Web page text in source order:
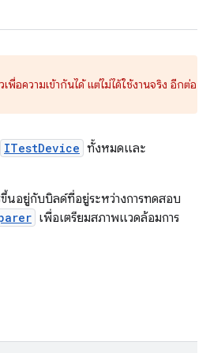
เพื่อความเข้ากันได้ แต่ไม่ได้ใช้งานจริง อีกต่อ
ITestDevice ทั้งหมดและ
นอยู่กับบิลด์ที่อยู่ระหว่างการทดสอบ
เพื่อเตรียมสภาพแวดล้อมการ